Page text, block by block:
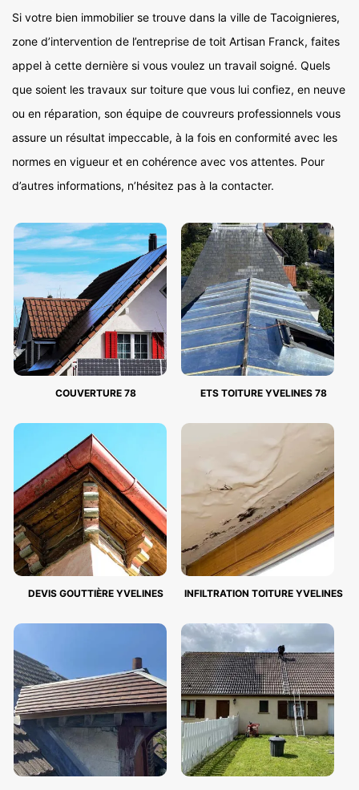
Si votre bien immobilier se trouve dans la ville de Tacoignieres,
zone d’intervention de l’entreprise de toit Artisan Franck, faites
appel à cette dernière si vous voulez un travail soigné. Quels
que soient les travaux sur toiture que vous lui confiez, en neuve
ou en réparation, son équipe de couvreurs professionnels vous
assure un résultat impeccable, à la fois en conformité avec les
normes en vigueur et en cohérence avec vos attentes. Pour
d’autres informations, n’hésitez pas à la contacter.
COUVERTURE 78 ETS TOITURE YVELINES 78
DEVIS GOUTTIÈRE YVELINES INFILTRATION TOITURE YVELINES